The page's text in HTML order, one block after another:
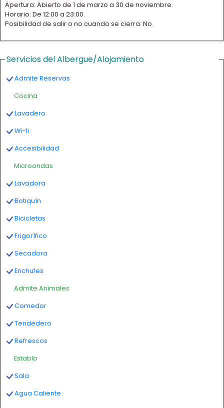
Apertura: Abierto de 1 de marzo a 30 de noviembre.
Horario: De 12:00 a 23:00.
Posibilidad de salir o no cuando se cierra: No.
Servicios del Albergue/Alojamiento
Admite Reservas
Cocina
Lavadero
Wi-fi
Accesibilidad
Microondas
Lavadora
Botiquín
Bicicletas
Frigorífico
Secadora
Enchufes
Admite Animales
Comedor
Tendedero
Refrescos
Establo
Sala
Agua Caliente